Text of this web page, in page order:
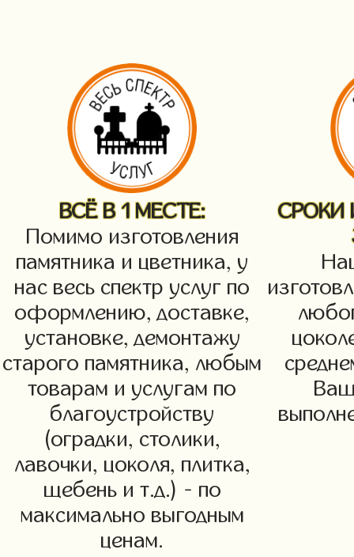
ВСЁ В 1 МЕСТЕ:
Помимо изготовления
памятника и цветника, у
нас весь спектр услуг по
оформлению, доставке,
установке, демонтажу
старого памятника, любым
товарам и услугам по
благоустройству
(оградки, столики,
лавочки, цоколя, плитка,
щебень и т.д.) - по
максимально выгодным
ценам.
СРОКИ